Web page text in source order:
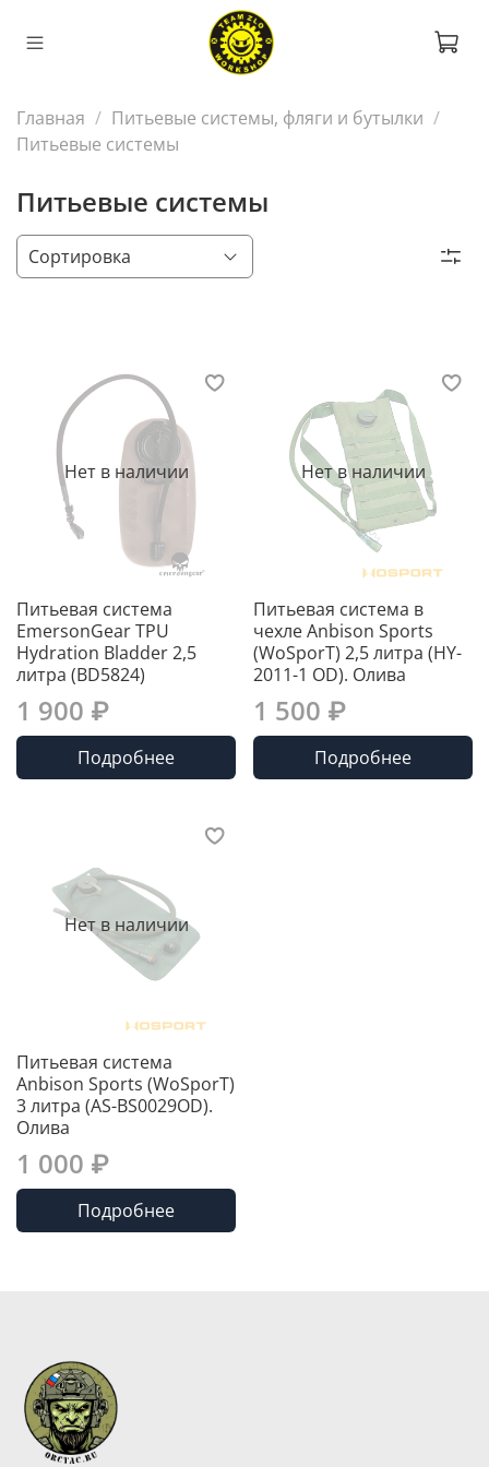
Главная
Питьевые системы, фляги и бутылки
Питьевые системы
Питьевые системы
Нет в наличии
Питьевая система
EmersonGear TPU
Hydration Bladder 2,5
литра (BD5824)
1 900 ₽
Подробнее
Нет в наличии
Питьевая система в
чехле Anbison Sports
(WoSporT) 2,5 литра (HY-
2011-1 OD). Олива
1 500 ₽
Подробнее
Нет в наличии
Питьевая система
Anbison Sports (WoSporT)
3 литра (AS-BS0029OD).
Олива
1 000 ₽
Подробнее